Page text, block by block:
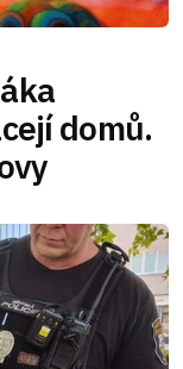
domů.